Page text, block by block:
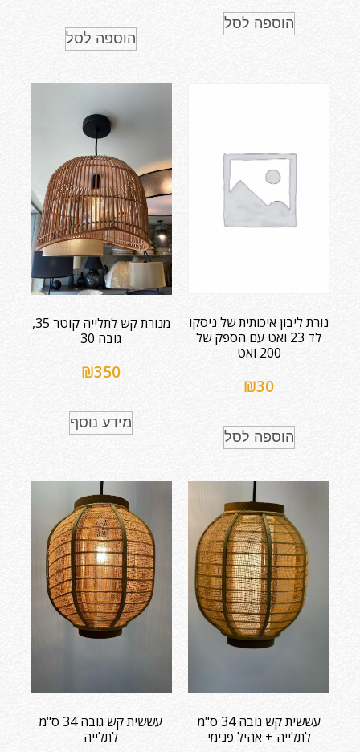
הוספה לסל
הוספה לסל
נורת ליבון איכותית של ניסקו
לד 23 ואט עם הספק של
200 ואט
₪30
הוספה לסל
מנורת קש לתלייה קוטר 35,
גובה 30
₪350
מידע נוסף
עששית קש גובה 34 ס"מ
לתלייה + אהיל פנימי
עששית קש גובה 34 ס"מ
לתלייה